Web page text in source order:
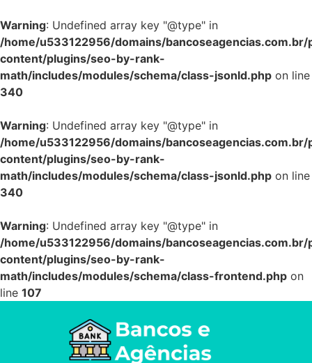
Warning: Undefined array key "@type" in
/home/u533122956/domains/
content/plugins/seo-by-rank-
math/includes/modules/schema/class-jsonld.php on line
340
Warning: Undefined array key "@type" in
/home/u533122956/domains/
content/plugins/seo-by-rank-
math/includes/modules/schema/class-jsonld.php on line
340
Warning: Undefined array key "@type" in
/home/u533122956/domains/
content/plugins/seo-by-rank-
math/includes/modules/schema/class-frontend.php on
line 107